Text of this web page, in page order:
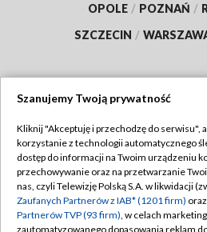
OPOLE / POZNAŃ /
SZCZECIN /
TVP
Abonament TVP
Emisja w TVP
Centrum informacji TVP
Regulamin
Polityka
Moje
Szanujemy Twoją prywatność
Kliknij "Akceptuję i przechodzę do serwisu",
korzystanie z technologii automatycznego
dostęp do informacji na Twoim urządzeniu
przechowywanie oraz na przetwarzanie
nas, czyli Telewizję Polską S.A. w likwidacji
Zaufanych Partnerów z IAB* (1201 firm)
Partnerów TVP (93 firm), w celach
zautomatyzowanego dopasowania reklam